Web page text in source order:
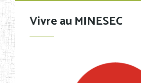
Vivre au MINESEC